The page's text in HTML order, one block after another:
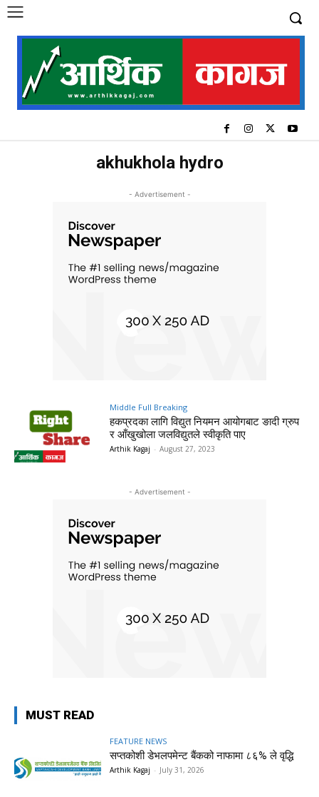
akhukhola hydro
- Advertisement -
Middle Full Breaking
हकप्रदका लागि विद्युत नियमन आयोगबाट ङादी ग्रुप
र आँखुखोला जलविद्युतले स्वीकृति पाए
Arthik Kagaj - August 27, 2023
- Advertisement -
MUST READ
FEATURE NEWS
सप्तकोशी डेभलपमेन्ट बैंकको नाफामा ८६% ले वृद्धि
Arthik Kagaj - July 31, 2026